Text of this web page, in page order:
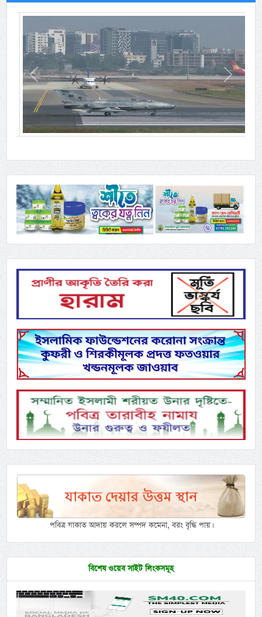
Previous Next
পবিত্র যাকাত আদায় করলে সম্পদ কমেনা, বরং বৃদ্ধি পায়।
বিশেষ ওয়েব সাইট লিংকসমূহ